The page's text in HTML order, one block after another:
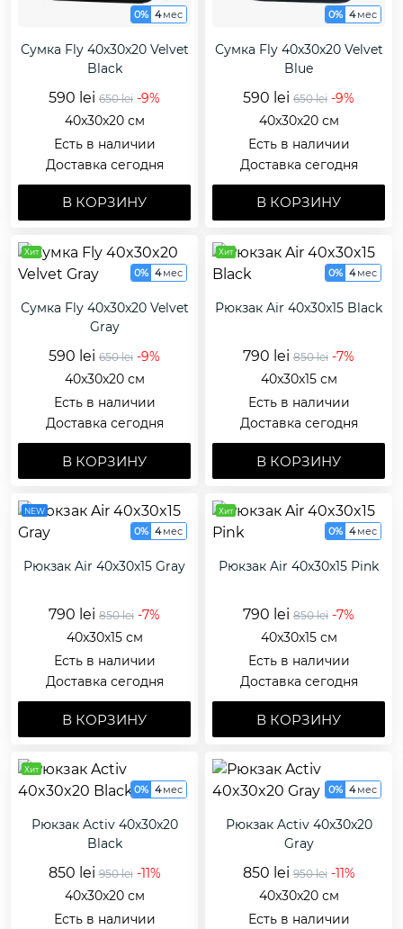
0% 4 мес
Сумка Fly 40x30x20 Velvet
Black
590 lei 650 lei -9%
40x30x20 см
Есть в наличии
Доставка сегодня
В КОРЗИНУ
0% 4 мес
Сумка Fly 40x30x20 Velvet
Blue
590 lei 650 lei -9%
40x30x20 см
Есть в наличии
Доставка сегодня
В КОРЗИНУ
Хит
0% 4 мес
Сумка Fly 40x30x20 Velvet
Gray
590 lei 650 lei -9%
40x30x20 см
Есть в наличии
Доставка сегодня
В КОРЗИНУ
Хит
0% 4 мес
Рюкзак Air 40x30x15 Black
790 lei 850 lei -7%
40x30x15 см
Есть в наличии
Доставка сегодня
В КОРЗИНУ
NEW
0% 4 мес
Рюкзак Air 40x30x15 Gray
790 lei 850 lei -7%
40x30x15 см
Есть в наличии
Доставка сегодня
В КОРЗИНУ
Хит
0% 4 мес
Рюкзак Air 40x30x15 Pink
790 lei 850 lei -7%
40x30x15 см
Есть в наличии
Доставка сегодня
В КОРЗИНУ
Хит
0% 4 мес
Рюкзак Activ 40x30x20
Black
850 lei 950 lei -11%
40x30x20 см
Есть в наличии
0% 4 мес
Рюкзак Activ 40x30x20
Gray
850 lei 950 lei -11%
40x30x20 см
Есть в наличии